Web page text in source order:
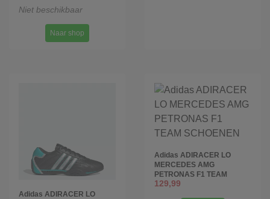
Niet beschikbaar
Naar shop
Adidas ADIRACER LO
Adidas ADIRACER LO
MERCEDES AMG
PETRONAS F1 TEAM
SCHOENEN
129,99